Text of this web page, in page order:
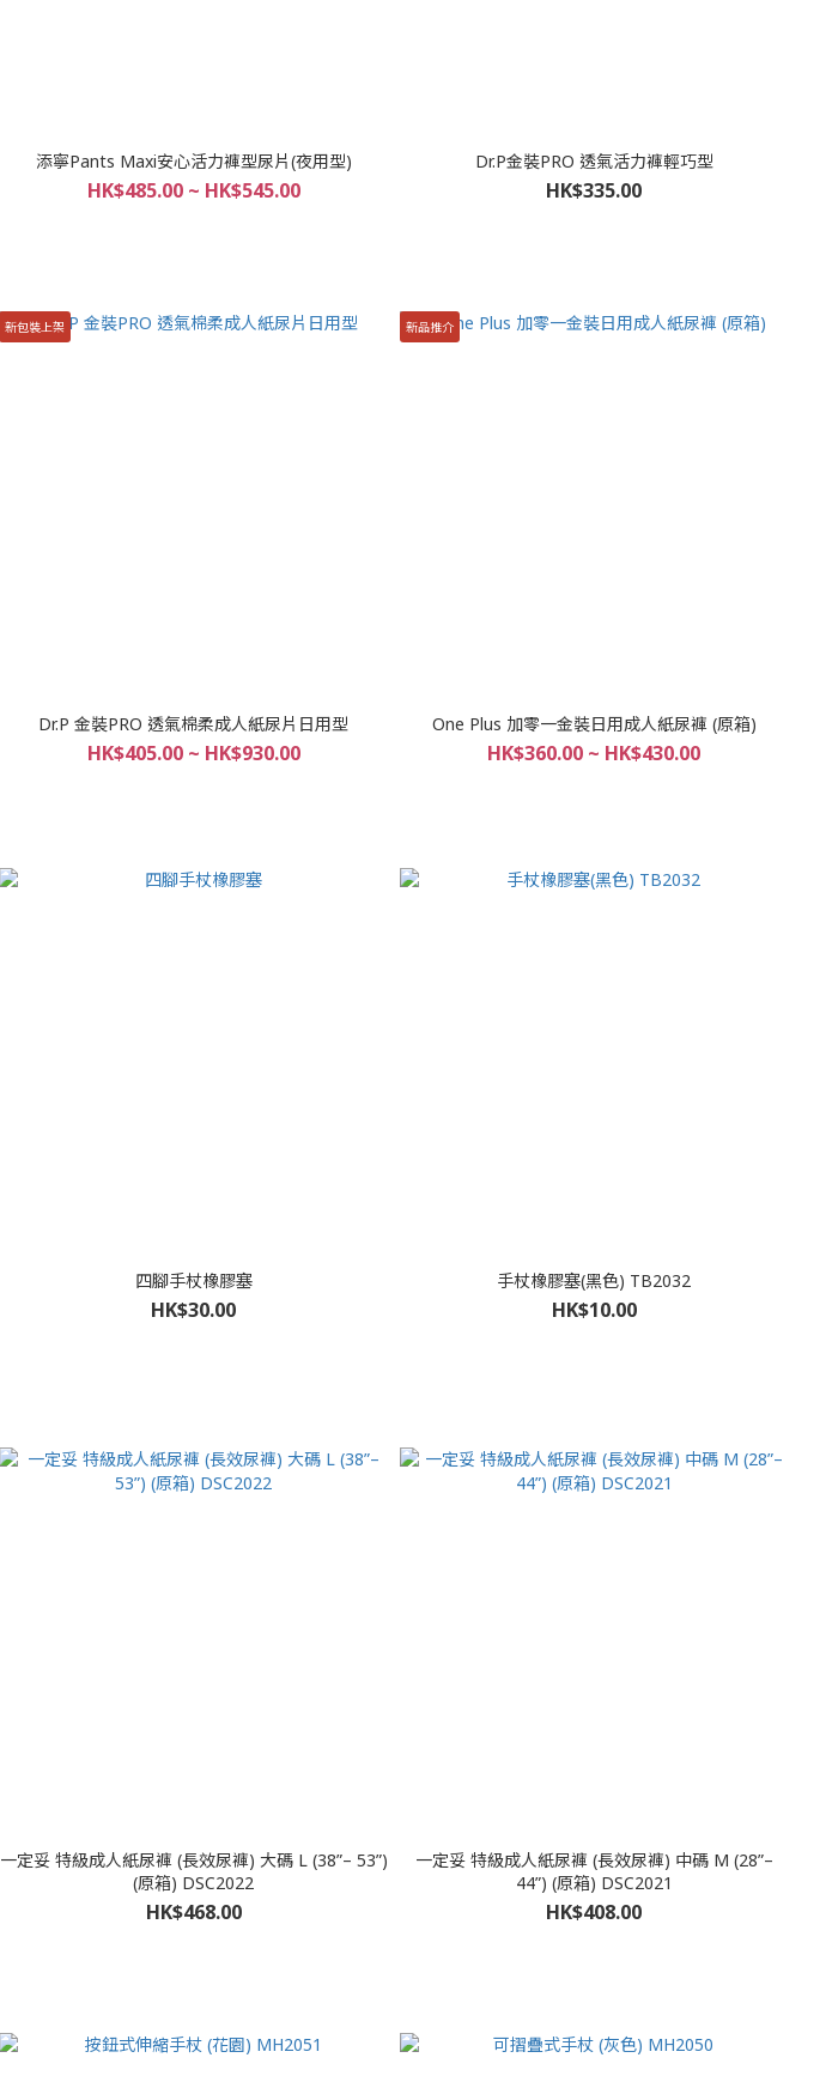
添寧Pants Maxi安心活力褲型尿片(夜用型)
HK$485.00 ~ HK$545.00
Dr.P金裝PRO 透氣活力褲輕巧型
HK$335.00
新包裝上架
Dr.P 金裝PRO 透氣棉柔成人紙尿片日用型
HK$405.00 ~ HK$930.00
新品推介
One Plus 加零一金裝日用成人紙尿褲 (原箱)
HK$360.00 ~ HK$430.00
四腳手杖橡膠塞
HK$30.00
手杖橡膠塞(黑色) TB2032
HK$10.00
一定妥 特級成人紙尿褲 (長效尿褲) 大碼 L (38”– 53”)
(原箱) DSC2022
HK$468.00
一定妥 特級成人紙尿褲 (長效尿褲) 中碼 M (28”–
44”) (原箱) DSC2021
HK$408.00